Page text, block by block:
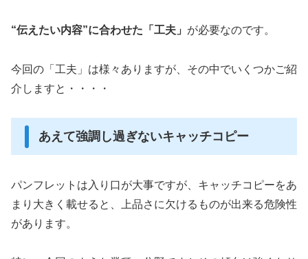
“伝えたい内容”に合わせた「工夫」 が必要なのです。
今回の「工夫」は様々ありますが、その中でいくつかご紹
介しますと・・・・
あえて強調し過ぎないキャッチコピー
パンフレットは入り口が大事ですが、キャッチコピーをあ
まり大きく載せると、上品さに欠けるものが出来る危険性
があります。